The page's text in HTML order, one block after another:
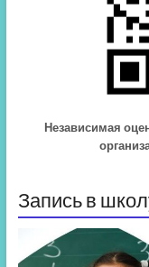
Независимая
Запись в